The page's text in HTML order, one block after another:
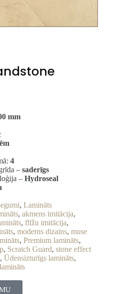
mm
4
– saderīgs
– Hydroseal
, Lamināts
, akmens imitācija,
, flīžu imitācija,
, moderns dizains, muse
, Premium lamināts,
, Scratch Guard, stone effect
, Ūdensizturīgs lamināts,